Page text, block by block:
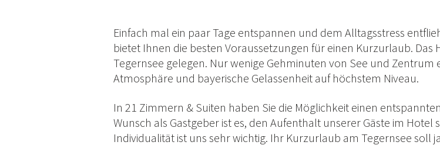
Einfach mal ein paar Tage entspannen und dem Alltagsstress
bietet Ihnen die besten Voraussetzungen für einen Kurzurlaub. Das
Tegernsee gelegen. Nur wenige Gehminuten von See und
Atmosphäre und bayerische Gelassenheit auf höchstem Niveau.
In 21 Zimmern & Suiten haben Sie die Möglichkeit einen
Wunsch als Gastgeber ist es, den Aufenthalt unserer Gäste im
Individualität ist uns sehr wichtig. Ihr Kurzurlaub am Tegernsee soll